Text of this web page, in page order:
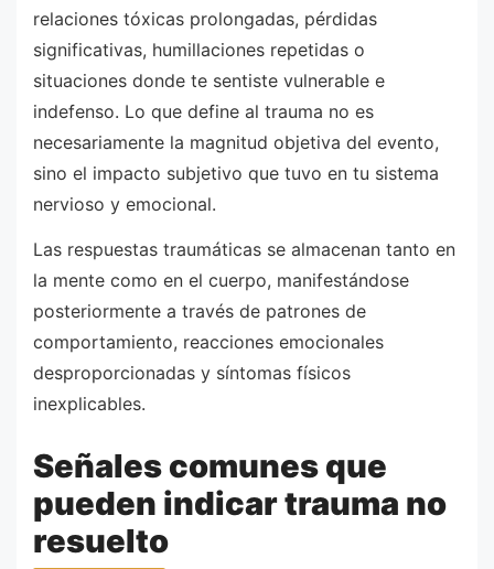
relaciones tóxicas prolongadas, pérdidas
significativas, humillaciones repetidas o
situaciones donde te sentiste vulnerable e
indefenso. Lo que define al trauma no es
necesariamente la magnitud objetiva del evento,
sino el impacto subjetivo que tuvo en tu sistema
nervioso y emocional.
Las respuestas traumáticas se almacenan tanto en
la mente como en el cuerpo, manifestándose
posteriormente a través de patrones de
comportamiento, reacciones emocionales
desproporcionadas y síntomas físicos
inexplicables.
Señales comunes que
pueden indicar trauma no
resuelto